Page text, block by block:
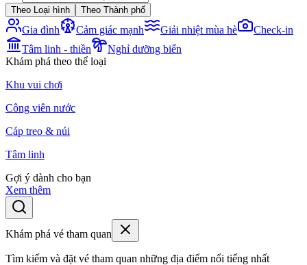
Theo Loại hình Theo Thành phố
Gia đình Cảm giác mạnh Giải nhiệt mùa hè
Check-in
Tâm linh - thiền
Nghỉ dưỡng biển
Khám phá theo thể loại
Khu vui chơi
Công viên nước
Cáp treo & núi
Tâm linh
Gợi ý dành cho bạn
Xem thêm
Khám phá vé tham quan
Tìm kiếm và đặt vé tham quan những địa điểm nổi tiếng nhất